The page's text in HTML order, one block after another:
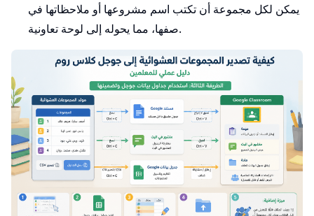
يمكن لكل مجموعة أن تكتب اسم مشروعها أو ملاحظاتها في
صفها، مما يحوله إلى لوحة تعاونية.